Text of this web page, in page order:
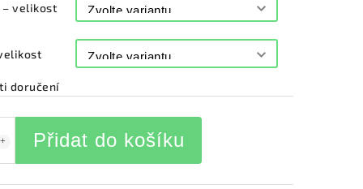
– velikost
doručení
Přidat do košíku